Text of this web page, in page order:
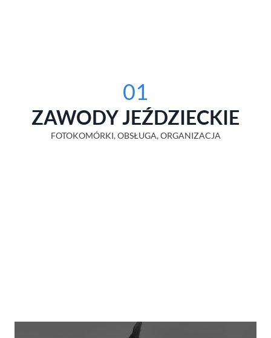
01
ZAWODY JEŹDZIECKIE
FOTOKOMÓRKI, OBSŁUGA, ORGANIZACJA